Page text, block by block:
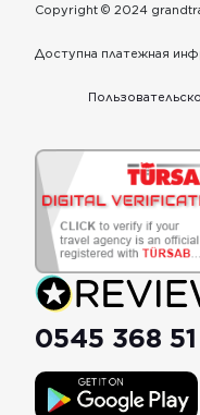
Copyright © 2024
Доступна платежная
0545 368